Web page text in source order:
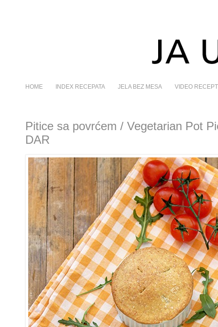
HOME INDEX RECEPATA JELA BEZ MESA VIDEO
Pitice sa povrćem / Vegetarian Pot
DAR